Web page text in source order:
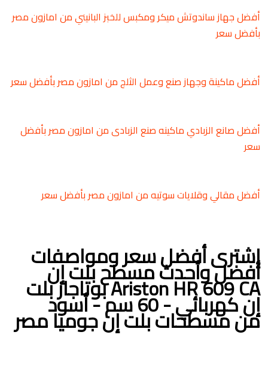
أفضل جهاز ساندوتش ميكر ومكبس للخبز البانيني من امازون مصر
بأفضل سعر
أفضل ماكينة وجهاز صنع وعمل الثلج من امازون مصر بأفضل سعر
أفضل صانع الزبادي ماكينه صنع الزبادى من امازون مصر بأفضل
سعر
أفضل مقالي وقلايات سوتيه من امازون مصر بأفضل سعر
إشترى أفضل سعر ومواصفات
أفضل وأحدث مسطح بلت إن
Ariston HR 609 CA بوتاجاز بلت إن كهربائي - 60 سم - أسود
من مسطحات بلت إن جوميا مصر